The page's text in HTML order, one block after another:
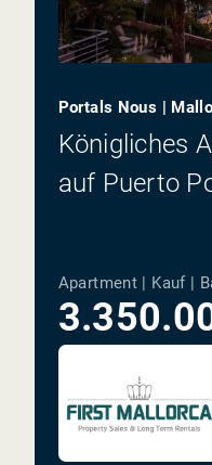
Portals Nous |
Königliches
auf Puerto
Apartment | Kauf |